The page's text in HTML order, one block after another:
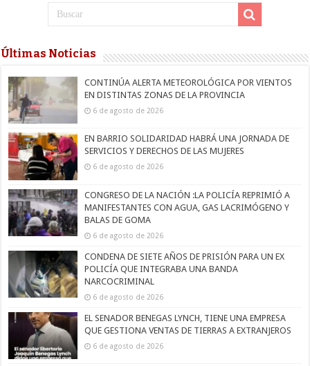
Últimas Noticias
CONTINÚA ALERTA METEOROLÓGICA POR VIENTOS
EN DISTINTAS ZONAS DE LA PROVINCIA
6 de agosto de 2026
EN BARRIO SOLIDARIDAD HABRÁ UNA JORNADA DE
SERVICIOS Y DERECHOS DE LAS MUJERES
6 de agosto de 2026
CONGRESO DE LA NACIÓN :LA POLICÍA REPRIMIÓ A
MANIFESTANTES CON AGUA, GAS LACRIMÓGENO Y
BALAS DE GOMA
6 de agosto de 2026
CONDENA DE SIETE AÑOS DE PRISIÓN PARA UN EX
POLICÍA QUE INTEGRABA UNA BANDA
NARCOCRIMINAL
6 de agosto de 2026
EL SENADOR BENEGAS LYNCH, TIENE UNA EMPRESA
QUE GESTIONA VENTAS DE TIERRAS A EXTRANJEROS
6 de agosto de 2026